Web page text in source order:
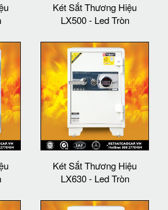
Két Sắt Thương Hiệu
LX500 - Led Tròn
Két Sắt Thương Hiệu
LX630 - Led Tròn